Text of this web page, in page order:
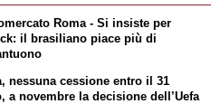
Roma - Si insiste per
il brasiliano piace più di
nessuna cessione entro il 31
a novembre la decisione dell’Uefa